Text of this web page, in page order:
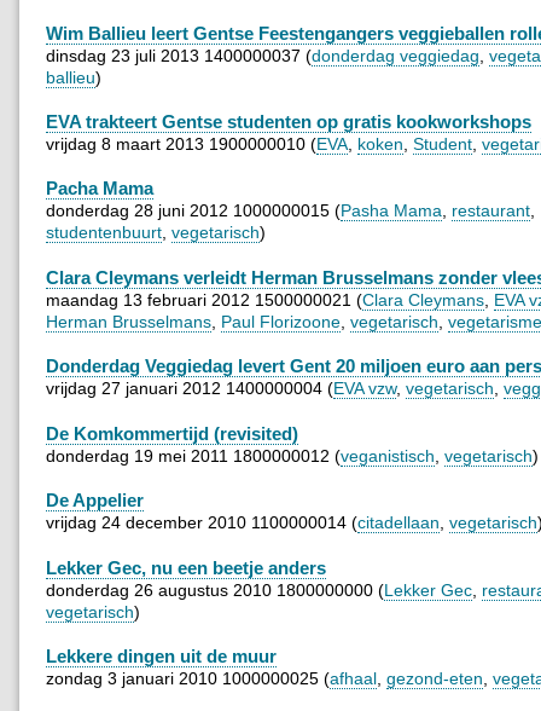
Wim Ballieu leert Gentse Feestengangers veggieballen
dinsdag 23 juli 2013 1400000037 (donderdag veggiedag
ballieu)
EVA trakteert Gentse studenten op gratis kookworkshops
vrijdag 8 maart 2013 1900000010 (EVA koken Student
Pacha Mama
donderdag 28 juni 2012 1000000015 (Pasha Mama, restaurant,
studentenbuurt, vegetarisch)
Clara Cleymans verleidt Herman Brusselmans zonder
maandag 13 februari 2012 1500000021 (Clara Cleymans EVA
Herman Brusselmans Paul Florizoone vegetarisch vegetarisme
Donderdag Veggiedag levert Gent 20 miljoen euro aan
vrijdag 27 januari 2012 1400000004 (EVA vzw, vegetarisch,
De Komkommertijd (revisited)
donderdag 19 mei 2011 1800000012 (veganistisch vegetarisch)
De Appelier
vrijdag 24 december 2010 1100000014 (citadellaan, vegetarisch
Lekker Gec, nu een beetje anders
donderdag 26 augustus 2010 1800000000 (Lekker Gec
vegetarisch)
Lekkere dingen uit de muur
zondag 3 januari 2010 1000000025 (afhaal, gezond-eten,